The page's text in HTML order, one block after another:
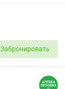
Забронировать